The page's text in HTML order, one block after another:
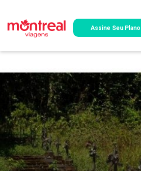
Assine Seu Plano